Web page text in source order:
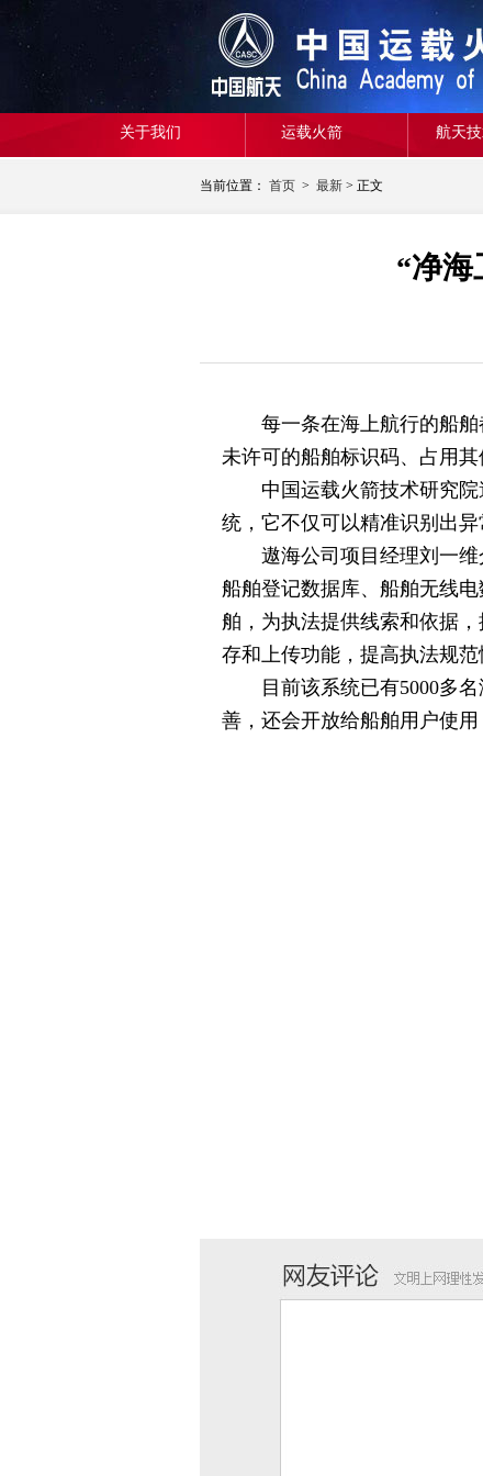
关于我们 运载火箭 航天
当前位置： 首页 > 最新 > 正文
“净海
每一条在海上航行的船舶
未许可的船舶标识码、占用
中国运载火箭技术研究院
统，它不仅可以精准识别出
遨海公司项目经理刘一维介
船舶登记数据库、船舶无线
舶，为执法提供线索和依据
存和上传功能，提高执法规
目前该系统已有5000多名
善，还会开放给船舶用户使